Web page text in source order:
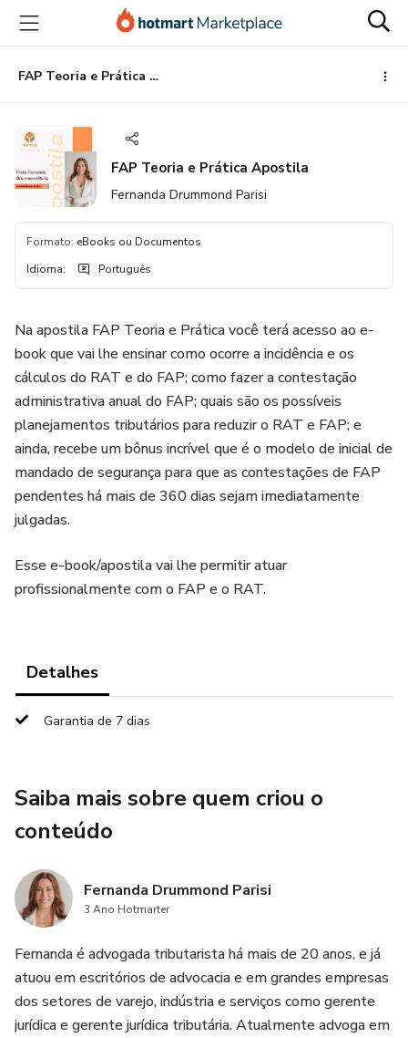
para
conteúdo
principal
para
pagamento
para
rodapé
FAP Teoria e Prática Apostila
FAP Teoria e Prática Apostila
Fernanda Drummond Parisi
Formato: eBooks ou Documentos
Idioma: Português
Na apostila FAP Teoria e Prática você terá acesso ao e-
book que vai lhe ensinar como ocorre a incidência e os
cálculos do RAT e do FAP; como fazer a contestação
administrativa anual do FAP; quais são os possíveis
planejamentos tributários para reduzir o RAT e FAP; e
ainda, recebe um bônus incrível que é o modelo de inicial de
mandado de segurança para que as contestações de FAP
pendentes há mais de 360 dias sejam imediatamente
julgadas.
Esse e-book/apostila vai lhe permitir atuar
profissionalmente com o FAP e o RAT.
Detalhes
Garantia de 7 dias
Saiba mais sobre quem criou o
conteúdo
Fernanda Drummond Parisi
3 Ano Hotmarter
Fernanda é advogada tributarista há mais de 20 anos, e já
atuou em escritórios de advocacia e em grandes empresas
dos setores de varejo, indústria e serviços como gerente
jurídica e gerente jurídica tributária. Atualmente advoga em